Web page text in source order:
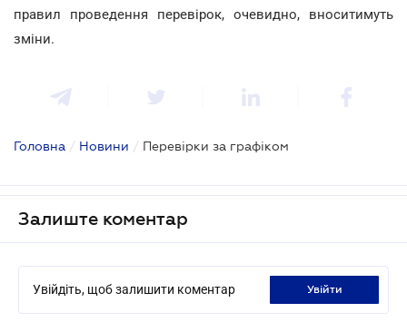
правил проведення перевірок, очевидно, вноситимуть
зміни.
Головна / Новини / Перевірки за графіком
Залиште коментар
Увійдіть, щоб залишити коментар увійти